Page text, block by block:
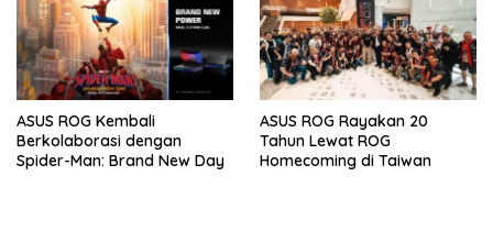
ASUS ROG Kembali
Berkolaborasi dengan
Spider-Man: Brand New Day
ASUS ROG Rayakan 20
Tahun Lewat ROG
Homecoming di Taiwan